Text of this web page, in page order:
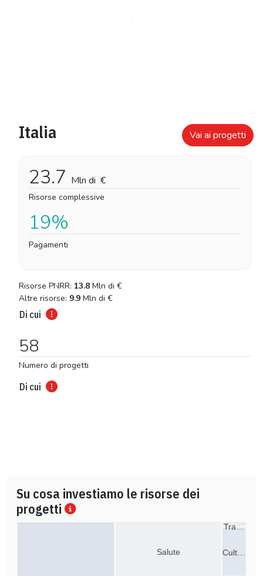
Italia Vai ai progetti
23.7 Mln di €
Risorse complessive
19%
Pagamenti
Risorse PNRR: 13.8 Mln di €
Altre risorse: 9.9 Mln di €
Di cui
58
Numero di progetti
Di cui
Su cosa investiamo le risorse dei
progetti
Cult…
Tra…
Salute